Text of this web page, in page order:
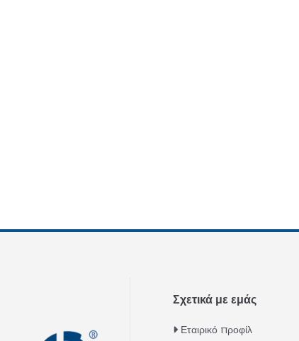
Σχετικά με εμάς
Εταιρικό προφίλ